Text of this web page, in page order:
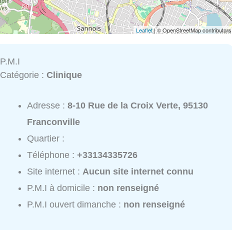
Leaflet| © OpenStreetMap contributors
P.M.I
Catégorie :Clinique
Adresse :8-10 Rue de la Croix Verte, 95130
Franconville
Quartier :
Téléphone :+33134335726
Site internet :Aucun site internet connu
P.M.I à domicile : non renseigné
P.M.I ouvert dimanche : non renseigné